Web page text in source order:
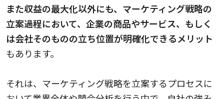
また収益の最大化以外にも、マーケティング戦略の
立案過程において、企業の商品やサービス、もしく
は会社そのものの立ち位置が明確化できるメリット
もあります。
それは、マーケティング戦略を立案するプロセスに